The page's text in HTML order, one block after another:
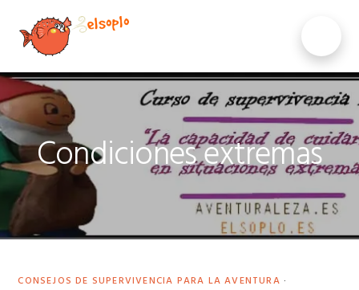
navegación
principal
contenido
principal
de
página
Condiciones extremas
CONSEJOS DE SUPERVIVENCIA PARA LA AVENTURA ·